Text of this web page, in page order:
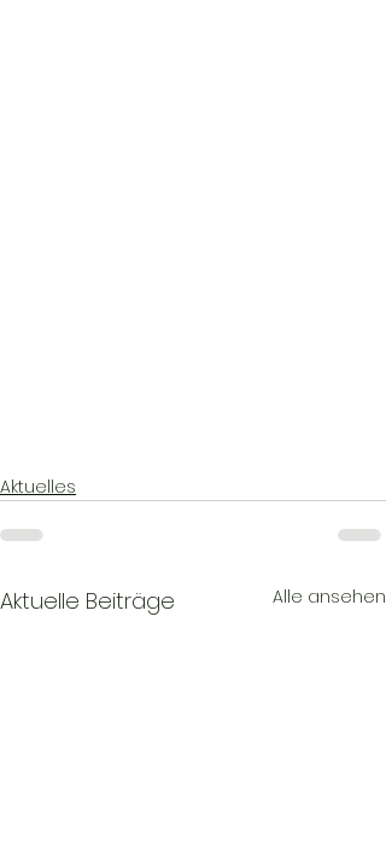
Aktuelles
Aktuelle Beiträge Alle ansehen